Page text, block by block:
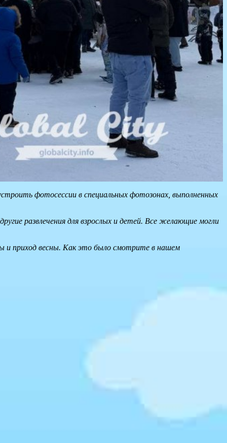
фотосессии в специальных фотозонах, выполненных
развлечения для взрослых и детей. Все желающие могли
и приход весны. Как это было смотрите в нашем